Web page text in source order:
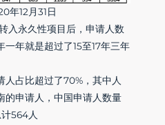
年12月31日
入永久性项目后，申请人数
一年就是超过了15至17年三年
人占比超过了70%，其中人
的申请人，中国申请人数量
564人